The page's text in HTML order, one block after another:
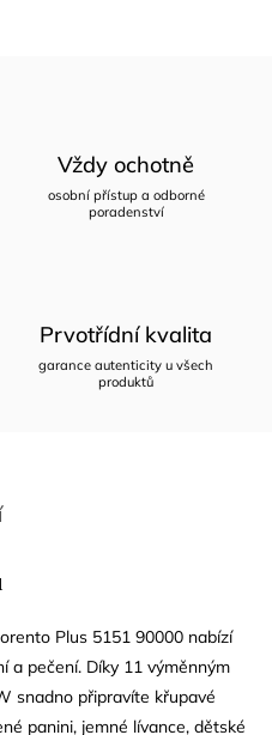
Vždy ochotně
osobní přístup a odborné
poradenství
Prvotřídní kvalita
garance autenticity u všech
produktů
Plus 5151 90000 nabízí
a pečení. Díky 11 výměnným
snadno připravíte křupavé
panini, jemné lívance, dětské